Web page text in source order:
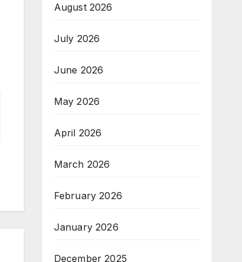
August 2026
July 2026
June 2026
May 2026
April 2026
March 2026
February 2026
January 2026
December 2025